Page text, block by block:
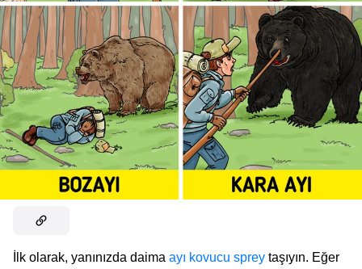
İlk olarak, yanınızda daima ayı kovucu sprey taşıyın. Eğer